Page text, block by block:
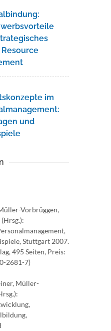
im
und
Vorbrüggen,
Stuttgart 2007.
495 Seiten, Preis:
2681-7)
Müller-